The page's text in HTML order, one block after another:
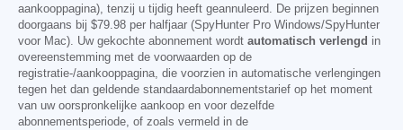
aankooppagina), tenzij u tijdig heeft geannuleerd. De prijzen beginnen
doorgaans bij $79.98 per halfjaar (SpyHunter Pro Windows/SpyHunter
voor Mac). Uw gekochte abonnement wordt automatisch verlengd in
overeenstemming met de voorwaarden op de
registratie-/aankooppagina, die voorzien in automatische verlengingen
tegen het dan geldende standaardabonnementstarief op het moment
van uw oorspronkelijke aankoop en voor dezelfde
abonnementsperiode, of zoals vermeld in de